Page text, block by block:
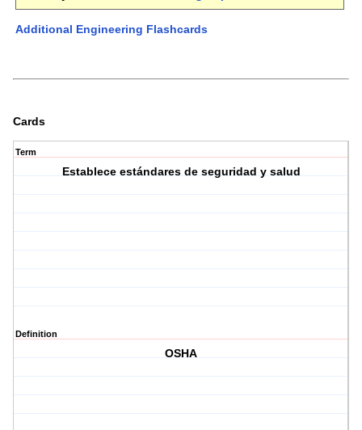
Additional Engineering Flashcards
Cards
Term
Establece estándares de seguridad y salud
Definition
OSHA